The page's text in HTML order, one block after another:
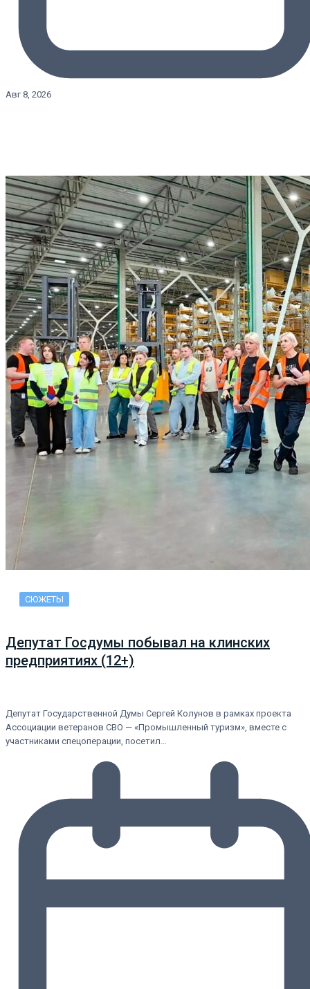
Авг 8, 2026
СЮЖЕТЫ
Депутат Госдумы побывал на клинских
предприятиях (12+)
Депутат Государственной Думы Сергей Колунов в рамках проекта
Ассоциации ветеранов СВО — «Промышленный туризм», вместе с
участниками спецоперации, посетил…